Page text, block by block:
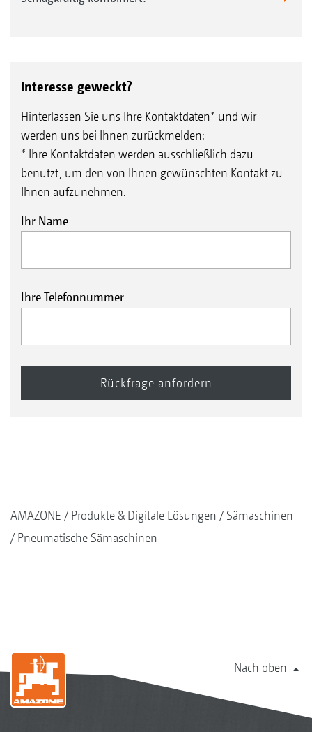
Interesse geweckt?
Hinterlassen Sie uns Ihre Kontaktdaten* und wir
werden uns bei Ihnen zurückmelden:
* Ihre Kontaktdaten werden ausschließlich dazu
benutzt, um den von Ihnen gewünschten Kontakt zu
Ihnen aufzunehmen.
Ihr Name
Ihre Telefonnummer
AMAZONE Produkte & Digitale Lösungen
Sämaschinen
Pneumatische Sämaschinen
Nach oben